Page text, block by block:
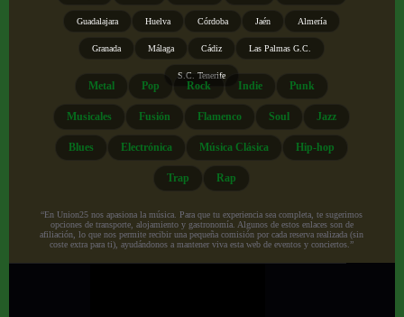
Guadalajara Huelva Córdoba Jaén Almería
Granada Málaga Cádiz Las Palmas G.C.
S.C. Tenerife
Metal Pop Rock Indie Punk
Musicales Fusión Flamenco Soul Jazz
Blues Electrónica Música Clásica Hip-hop
Trap Rap
“En Union25 nos apasiona la música. Para que tu experiencia sea completa, te sugerimos
opciones de transporte, alojamiento y gastronomía. Algunos de estos enlaces son de
afiliación, lo que nos permite recibir una pequeña comisión por cada reserva realizada (sin
coste extra para ti), ayudándonos a mantener viva esta web de eventos y conciertos.”